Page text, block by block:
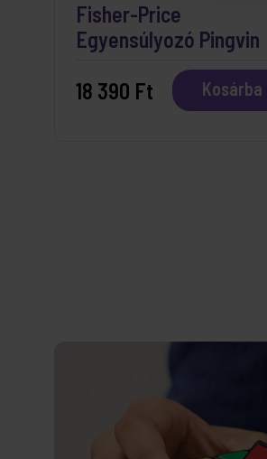
Fisher-Price
Egyensúlyozó Pingvin
18 390 Ft
Kosárba